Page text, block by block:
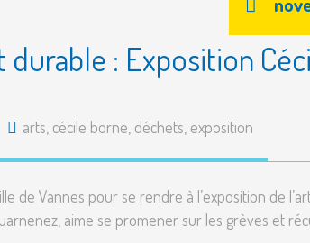
: Exposition
arts cécile borne déchets exposition
de Vannes pour se rendre à l’exposition de
aime se promener sur les grèves et